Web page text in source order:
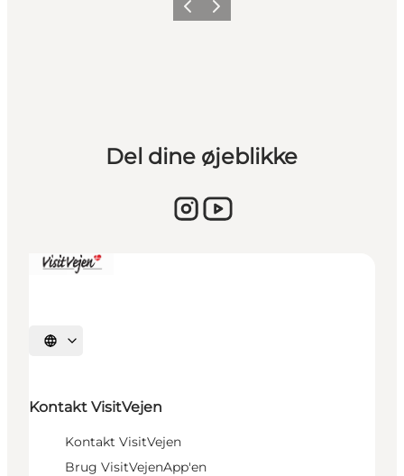
Vorherige Folie
Nächste Folie
Del dine øjeblikke
Sprache auswählen
Kontakt VisitVejen
Kontakt VisitVejen
Brug VisitVejenApp'en